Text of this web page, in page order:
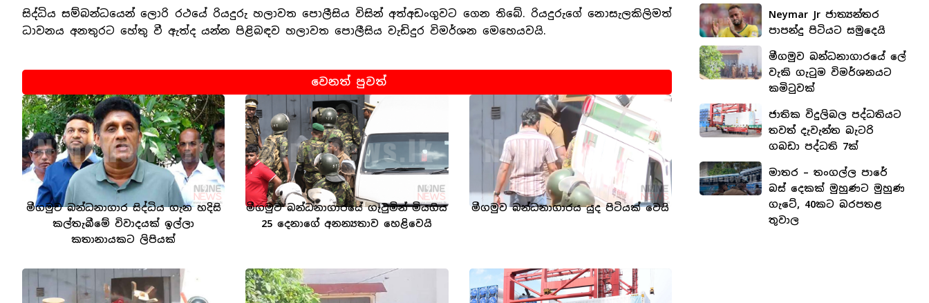
සිද්ධිය සම්බන්ධයෙන් ලොරි රථයේ රියදුරු හලාවත පොලීසිය විසින් අත්අඩංගුවට ගෙන තිබේ. රියදුරුගේ නොසැලකිලිමත්
ධාවනය අනතුරට හේතු වී ඇත්ද යන්න පිළිබඳව හලාවත පොලීසිය වැඩිදුර විමර්ශන මෙහෙයවයි.
වෙනත් පුවත්
මීගමුව බන්ධනාගාර සිද්ධිය ගැන හදිසි
කල්තැබීමේ විවාදයක් ඉල්ලා
කතානායකට ලිපියක්
මීගමුව බන්ධනාගාරයේ ගැටුමින් මියගිය
25 දෙනාගේ අනන්‍යතාව හෙළිවෙයි
මීගමුව බන්ධනාගාරය යුද පිටියක් වෙයි
Neymar Jr ජාත්‍යන්තර
පාපන්දු පිටියට සමුදෙයි
මීගමුව බන්ධනාගාරයේ ලේ
වැකි ගැටුම විමර්ශනයට
කමිටුවක්
ජාතික විදුලිබල පද්ධතියට
තවත් දැවැන්ත බැටරි
ගබඩා පද්ධති 7ක්
මාතර – තංගල්ල පාරේ
බස් දෙකක් මුහුණට මුහුණ
ගැටේ, 40කට බරපතළ
තුවාල